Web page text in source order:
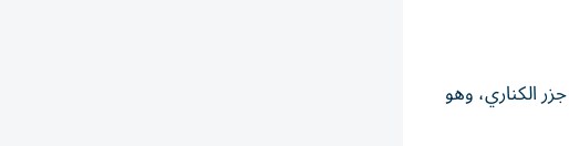
الكناري، وهو